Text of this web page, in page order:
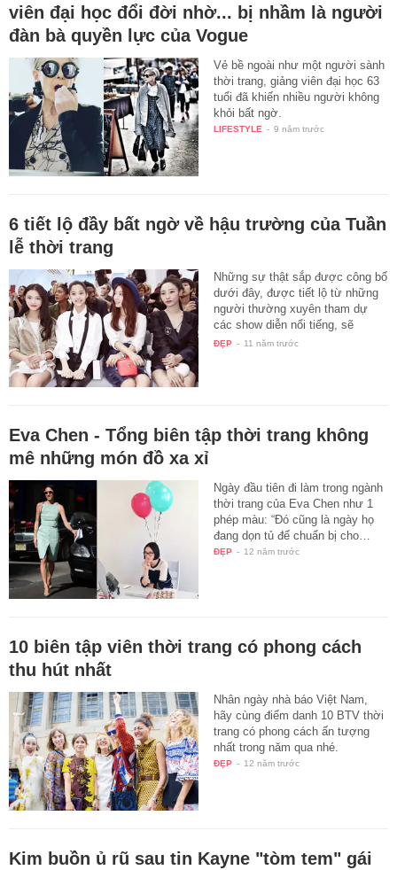
viên đại học đổi đời nhờ... bị nhầm là người
đàn bà quyền lực của Vogue
Vẻ bề ngoài như một người sành
thời trang, giảng viên đại học 63
tuổi đã khiến nhiều người không
khỏi bất ngờ.
LIFESTYLE - 9 năm trước
6 tiết lộ đầy bất ngờ về hậu trường của Tuần
lễ thời trang
Những sự thật sắp được công bố
dưới đây, được tiết lộ từ những
người thường xuyên tham dự
các show diễn nổi tiếng, sẽ
đem…
ĐẸP - 11 năm trước
Eva Chen - Tổng biên tập thời trang không
mê những món đồ xa xỉ
Ngày đầu tiên đi làm trong ngành
thời trang của Eva Chen như 1
phép màu: “Đó cũng là ngày họ
đang dọn tủ để chuẩn bị cho…
ĐẸP - 12 năm trước
10 biên tập viên thời trang có phong cách
thu hút nhất
Nhân ngày nhà báo Việt Nam,
hãy cùng điểm danh 10 BTV thời
trang có phong cách ấn tượng
nhất trong năm qua nhé.
ĐẸP - 12 năm trước
Kim buồn ủ rũ sau tin Kayne "tòm tem" gái